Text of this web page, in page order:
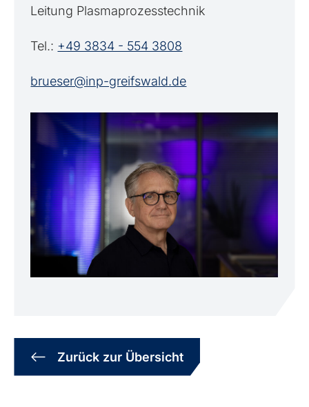
Leitung Plasmaprozesstechnik
Tel.: +49 3834 - 554 3808
brueser@inp-greifswald.de
Zurück zur Übersicht